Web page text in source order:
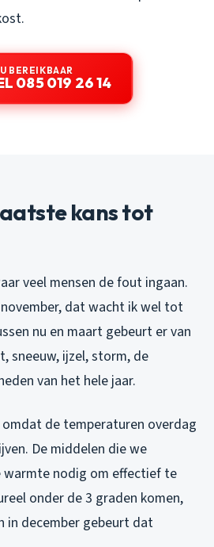
BEREIKBAAR
085 019 26 14
kans tot
veel mensen de fout ingaan.
dat wacht ik wel tot
nu en maart gebeurt er van
sneeuw, ijzel, storm, de
van het hele jaar.
omdat de temperaturen overdag
De middelen die we
warmte nodig om effectief te
onder de 3 graden komen,
in december gebeurt dat